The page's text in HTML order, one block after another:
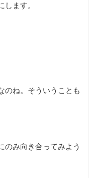
します。
のね。そういうことも
のみ向き合ってみよう